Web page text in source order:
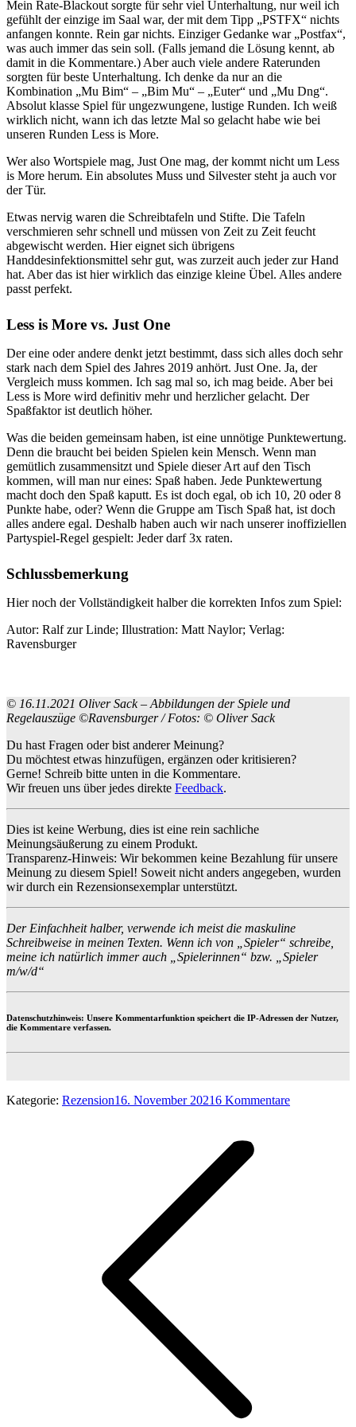
Mein Rate-Blackout sorgte für sehr viel Unterhaltung, nur weil ich
gefühlt der einzige im Saal war, der mit dem Tipp „PSTFX“ nichts
anfangen konnte. Rein gar nichts. Einziger Gedanke war „Postfax“,
was auch immer das sein soll. (Falls jemand die Lösung kennt, ab
damit in die Kommentare.) Aber auch viele andere Raterunden
sorgten für beste Unterhaltung. Ich denke da nur an die
Kombination „Mu Bim“ – „Bim Mu“ – „Euter“ und „Mu Dng“.
Absolut klasse Spiel für ungezwungene, lustige Runden. Ich weiß
wirklich nicht, wann ich das letzte Mal so gelacht habe wie bei
unseren Runden Less is More.
Wer also Wortspiele mag, Just One mag, der kommt nicht um Less
is More herum. Ein absolutes Muss und Silvester steht ja auch vor
der Tür.
Etwas nervig waren die Schreibtafeln und Stifte. Die Tafeln
verschmieren sehr schnell und müssen von Zeit zu Zeit feucht
abgewischt werden. Hier eignet sich übrigens
Handdesinfektionsmittel sehr gut, was zurzeit auch jeder zur Hand
hat. Aber das ist hier wirklich das einzige kleine Übel. Alles andere
passt perfekt.
Less is More vs. Just One
Der eine oder andere denkt jetzt bestimmt, dass sich alles doch sehr
stark nach dem Spiel des Jahres 2019 anhört. Just One. Ja, der
Vergleich muss kommen. Ich sag mal so, ich mag beide. Aber bei
Less is More wird definitiv mehr und herzlicher gelacht. Der
Spaßfaktor ist deutlich höher.
Was die beiden gemeinsam haben, ist eine unnötige Punktewertung.
Denn die braucht bei beiden Spielen kein Mensch. Wenn man
gemütlich zusammensitzt und Spiele dieser Art auf den Tisch
kommen, will man nur eines: Spaß haben. Jede Punktewertung
macht doch den Spaß kaputt. Es ist doch egal, ob ich 10, 20 oder 8
Punkte habe, oder? Wenn die Gruppe am Tisch Spaß hat, ist doch
alles andere egal. Deshalb haben auch wir nach unserer inoffiziellen
Partyspiel-Regel gespielt: Jeder darf 3x raten.
Schlussbemerkung
Hier noch der Vollständigkeit halber die korrekten Infos zum Spiel:
Autor: Ralf zur Linde; Illustration: Matt Naylor; Verlag:
Ravensburger
© 16.11.2021 Oliver Sack – Abbildungen der Spiele und
Regelauszüge ©Ravensburger / Fotos: © Oliver Sack
Du hast Fragen oder bist anderer Meinung?
Du möchtest etwas hinzufügen, ergänzen oder kritisieren?
Gerne! Schreib bitte unten in die Kommentare.
Wir freuen uns über jedes direkte Feedback.
Dies ist keine Werbung, dies ist eine rein sachliche
Meinungsäußerung zu einem Produkt.
Transparenz-Hinweis: Wir bekommen keine Bezahlung für unsere
Meinung zu diesem Spiel! Soweit nicht anders angegeben, wurden
wir durch ein Rezensionsexemplar unterstützt.
Der Einfachheit halber, verwende ich meist die maskuline
Schreibweise in meinen Texten. Wenn ich von „Spieler“ schreibe,
meine ich natürlich immer auch „Spielerinnen“ bzw. „Spieler
m/w/d“
Datenschutzhinweis: Unsere Kommentarfunktion speichert die IP-Adressen der Nutzer,
die Kommentare verfassen.
Kategorie: Rezension16. November 20216 Kommentare